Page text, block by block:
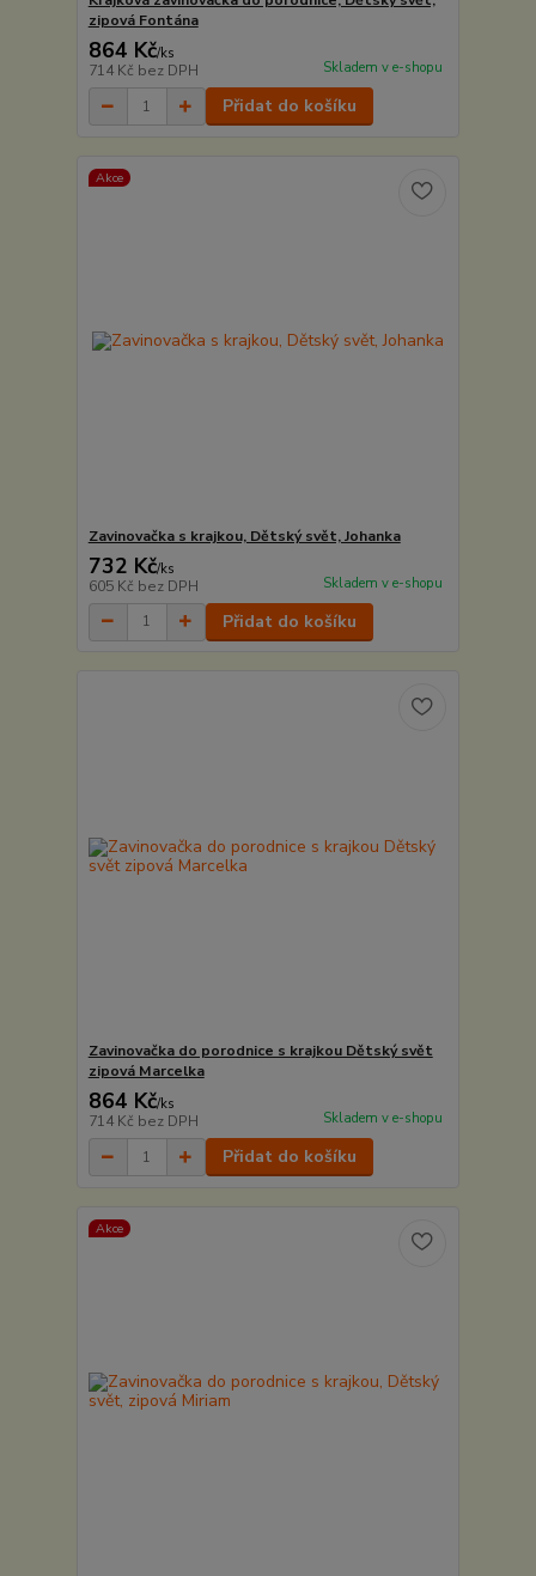
zipová Fontána
864 Kč/ks
714 Kč bez DPH Skladem v e-shopu
Přidat do košíku
Akce
Zavinovačka s krajkou, Dětský svět, Johanka
732 Kč/ks
605 Kč bez DPH Skladem v e-shopu
Přidat do košíku
Zavinovačka do porodnice s krajkou Dětský svět
zipová Marcelka
864 Kč/ks
714 Kč bez DPH Skladem v e-shopu
Přidat do košíku
Akce